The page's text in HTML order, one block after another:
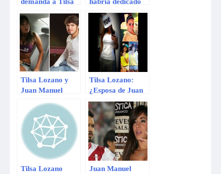
Lozano por
confesiones
canción a Juan
Manuel Vargas
Tilsa Lozano y
Juan Manuel
enfrentados por
‘El valor de la
verdad’
Tilsa Lozano:
¿Esposa de Juan
Manuel Vargas se
burla de la
modelo?
Tilsa Lozano
Juan Manuel